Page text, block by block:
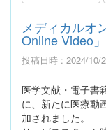
メディカルオ
Online Video
投稿日時 : 2024/10/
医学文献・電子書
に、新たに医療動
加されました。